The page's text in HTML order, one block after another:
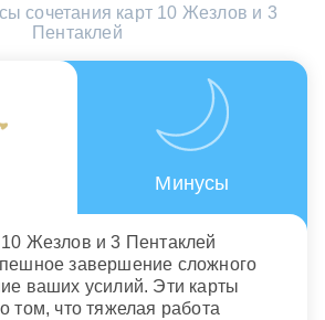
сочетания карт 10 Жезлов и 3
Пентаклей
Минусы
Жезлов и 3 Пентаклей
завершение сложного
ваших усилий. Эти карты
том, что тяжелая работа